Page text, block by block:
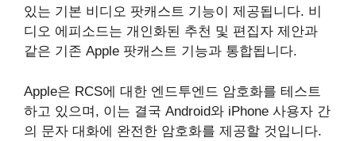
있는 기본 비디오 팟캐스트 기능이 제공됩니다. 비
디오 에피소드는 개인화된 추천 및 편집자 제안과
같은 기존 Apple 팟캐스트 기능과 통합됩니다.
Apple은 RCS에 대한 엔드투엔드 암호화를 테스트
하고 있으며, 이는 결국 Android와 ‌iPhone‌ 사용자 간
의 문자 대화에 완전한 암호화를 제공할 것입니다.